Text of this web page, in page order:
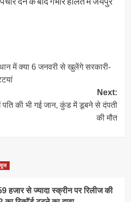
में क्या 6 जनवरी से खुलेंगे सरकारी-
Next:
पति की भी गई जान, कुंड में डूबने से दंपती
की मौत
हजार से ज्यादा स्क्रीन पर रिलीज की